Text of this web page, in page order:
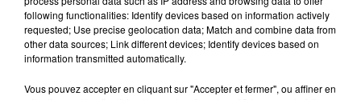
20 juillet 2026
UNE ADOLESCENTE DEVANT SE FAIRE
OPÉRER DE LA CHEVILLE RESSORT DE LA...
La famille a porté plainte contre la clinique qui a
following functionalities: Identify devices based on information actively
requested; Use precise geolocation data; Match and combine data from
other data sources; Link different devices; Identify devices based on
information transmitted automatically.
Vous pouvez accepter en cliquant sur "Accepter et fermer", ou affiner en